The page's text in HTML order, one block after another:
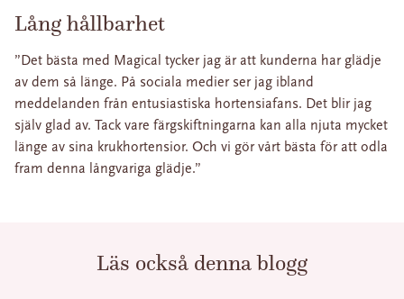
Lång hållbarhet
”Det bästa med Magical tycker jag är att kunderna har glädje
av dem så länge. På sociala medier ser jag ibland
meddelanden från entusiastiska hortensiafans. Det blir jag
själv glad av. Tack vare färgskiftningarna kan alla njuta mycket
länge av sina krukhortensior. Och vi gör vårt bästa för att odla
fram denna långvariga glädje.”
Läs också denna blogg